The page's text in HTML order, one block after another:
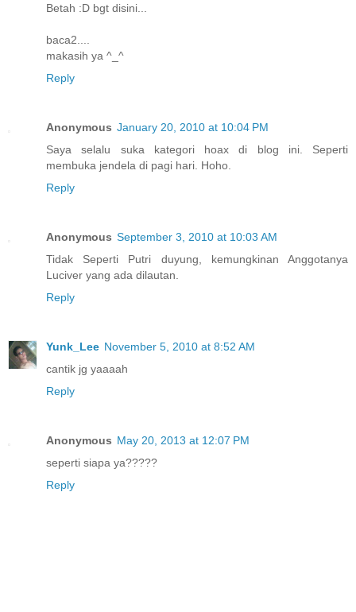
Betah :D bgt disini...
baca2....
makasih ya ^_^
Reply
Anonymous January 20, 2010 at 10:04 PM
Saya selalu suka kategori hoax di blog ini. Seperti
membuka jendela di pagi hari. Hoho.
Reply
Anonymous September 3, 2010 at 10:03 AM
Tidak Seperti Putri duyung, kemungkinan Anggotanya
Luciver yang ada dilautan.
Reply
Yunk_Lee November 5, 2010 at 8:52 AM
cantik jg yaaaah
Reply
Anonymous May 20, 2013 at 12:07 PM
seperti siapa ya?????
Reply